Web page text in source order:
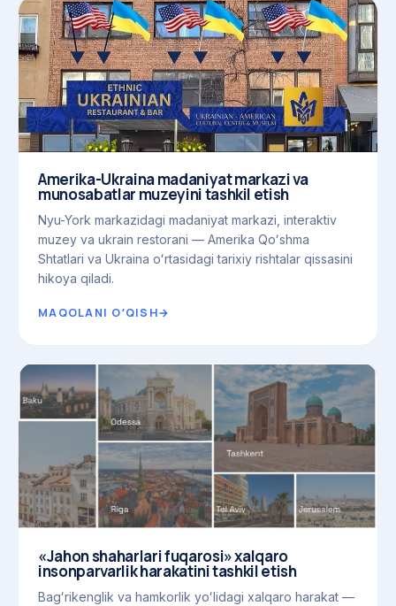
Amerika-Ukraina madaniyat markazi va
munosabatlar muzeyini tashkil etish
Nyu-York markazidagi madaniyat markazi, interaktiv
muzey va ukrain restorani — Amerika Qoʻshma
Shtatlari va Ukraina oʻrtasidagi tarixiy rishtalar qissasini
hikoya qiladi.
MAQOLANI OʻQISH→
«Jahon shaharlari fuqarosi» xalqaro
insonparvarlik harakatini tashkil etish
Bagʻrikenglik va hamkorlik yoʻlidagi xalqaro harakat —